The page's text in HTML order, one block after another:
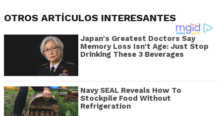
OTROS ARTÍCULOS INTERESANTES
Japan's Greatest Doctors Say
Memory Loss Isn't Age: Just Stop
Drinking These 3 Beverages
Navy SEAL Reveals How To
Stockpile Food Without
Refrigeration